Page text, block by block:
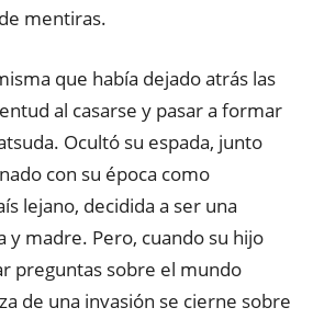
mentiras.
que había dejado atrás las
al casarse y pasar a formar
Ocultó su espada, junto
con su época como
lejano, decidida a ser una
y madre. Pero, cuando su hijo
preguntas sobre el mundo
de una invasión se cierne sobre